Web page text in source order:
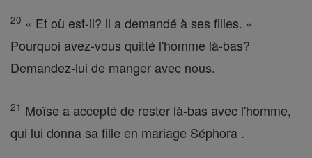
20 « Et où est-il? il a demandé à ses filles. «
Pourquoi avez-vous quitté l'homme là-bas?
Demandez-lui de manger avec nous.
21 Moïse a accepté de rester là-bas avec l'homme,
qui lui donna sa fille en mariage Séphora .